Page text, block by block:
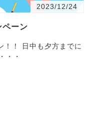
2023/12/24
ペーン
までに
・・